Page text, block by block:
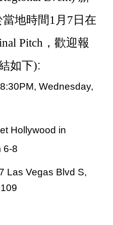
地時間1月7日在
Pitch，歡迎報
如下):
Wednesday,
Hollywood in
6-8
Blvd S,